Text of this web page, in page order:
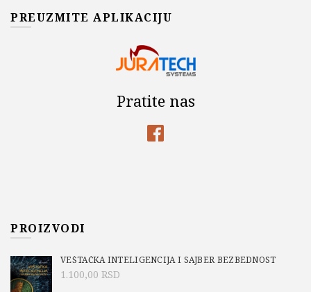
PREUZMITE APLIKACIJU
Pratite nas
PROIZVODI
VEŠTAČKA INTELIGENCIJA I SAJBER BEZBEDNOST
1.100,00 RSD